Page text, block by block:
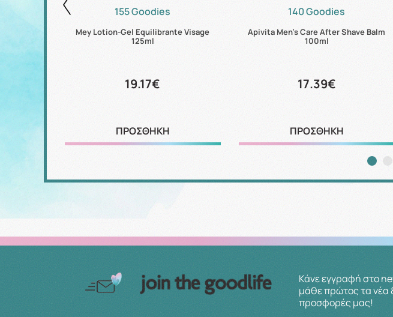
Shave
155 Goodies
Mey Lotion-Gel Equilibrante Visage
125ml
19.17€
ΠΡΟΣΘΗΚΗ
140 Goodies
Apivita Men's Care After Shave Balm
100ml
17.39€
ΠΡΟΣΘΗΚΗ
Κάνε εγγραφή στο
μάθε πρώτος τα νέα
προσφορές μας!